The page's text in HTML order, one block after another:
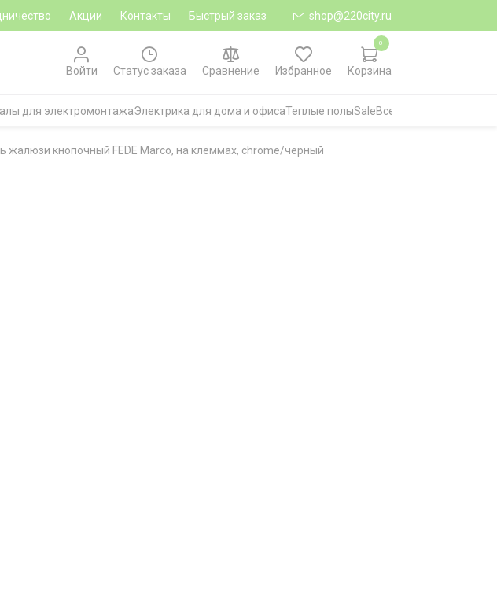
Акции Контакты Быстрый заказ shop@220city.ru
Войти
Статус заказа Сравнение Избранное Корзина
0
для электромонтажаЭлектрика для дома и офисаТеплые полыSaleВсе категории
жалюзи кнопочный FEDE Marco, на клеммах, chrome/черный